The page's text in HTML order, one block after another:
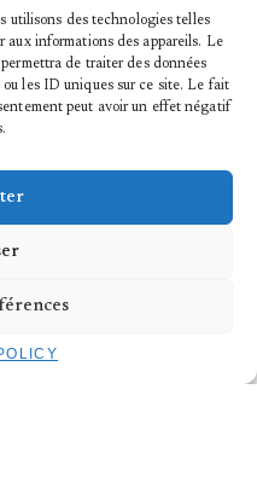
utilisons des technologies telles
aux informations des appareils. Le
de traiter des données
les ID uniques sur ce site. Le fait
peut avoir un effet négatif